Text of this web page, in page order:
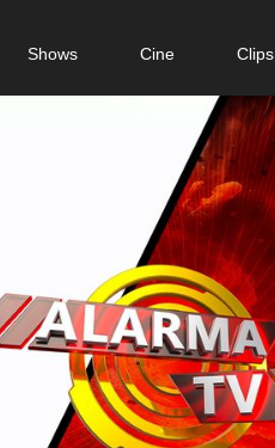
Shows Cine Clips